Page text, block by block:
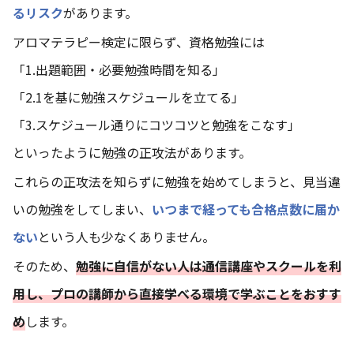
るリスクがあります。
アロマテラピー検定に限らず、資格勉強には
「1.出題範囲・必要勉強時間を知る」
「2.1を基に勉強スケジュールを立てる」
「3.スケジュール通りにコツコツと勉強をこなす」
といったように勉強の正攻法があります。
これらの正攻法を知らずに勉強を始めてしまうと、見当違
いの勉強をしてしまい、 いつまで経っても合格点数に届か
ないという人も少なくありません。
そのため、 勉強に自信がない人は通信講座やスクールを利
用し、プロの講師から直接学べる環境で学ぶことをおすす
めします。